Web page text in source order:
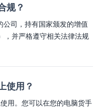
规？
司，持有国家颁发的增值
，并严格遵守相关法律法规
使用？
用。您可以在您的电脑货手